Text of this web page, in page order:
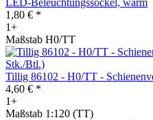
1,80 € *
1+
Maßstab H0/TT
Tillig 86102 - H0/TT -
4,60 € *
1+
Maßstab 1:120 (TT)